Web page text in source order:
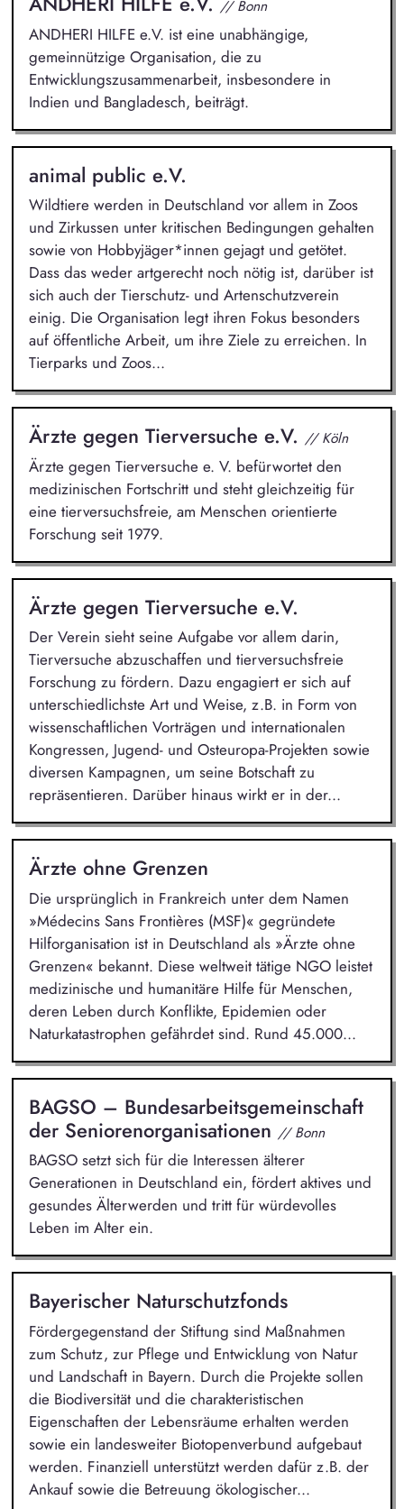
// Bonn
ANDHERI HILFE e.V. ist eine unabhängige,
gemeinnützige Organisation, die zu
Entwicklungszusammenarbeit, insbesondere in
Indien und Bangladesch, beiträgt.
animal public e.V.
Wildtiere werden in Deutschland vor allem in Zoos
und Zirkussen unter kritischen Bedingungen gehalten
sowie von Hobbyjäger*innen gejagt und getötet.
Dass das weder artgerecht noch nötig ist, darüber ist
sich auch der Tierschutz- und Artenschutzverein
einig. Die Organisation legt ihren Fokus besonders
auf öffentliche Arbeit, um ihre Ziele zu erreichen. In
Tierparks und Zoos...
Ärzte gegen Tierversuche e.V. // Köln
Ärzte gegen Tierversuche e. V. befürwortet den
medizinischen Fortschritt und steht gleichzeitig für
eine tierversuchsfreie, am Menschen orientierte
Forschung seit 1979.
Ärzte gegen Tierversuche e.V.
Der Verein sieht seine Aufgabe vor allem darin,
Tierversuche abzuschaffen und tierversuchsfreie
Forschung zu fördern. Dazu engagiert er sich auf
unterschiedlichste Art und Weise, z.B. in Form von
wissenschaftlichen Vorträgen und internationalen
Kongressen, Jugend- und Osteuropa-Projekten sowie
diversen Kampagnen, um seine Botschaft zu
repräsentieren. Darüber hinaus wirkt er in der...
Ärzte ohne Grenzen
Die ursprünglich in Frankreich unter dem Namen
»Médecins Sans Frontières (MSF)« gegründete
Hilforganisation ist in Deutschland als »Ärzte ohne
Grenzen« bekannt. Diese weltweit tätige NGO leistet
medizinische und humanitäre Hilfe für Menschen,
deren Leben durch Konflikte, Epidemien oder
Naturkatastrophen gefährdet sind. Rund 45.000...
BAGSO – Bundesarbeitsgemeinschaft
der Seniorenorganisationen // Bonn
BAGSO setzt sich für die Interessen älterer
Generationen in Deutschland ein, fördert aktives und
gesundes Älterwerden und tritt für würdevolles
Leben im Alter ein.
Bayerischer Naturschutzfonds
Fördergegenstand der Stiftung sind Maßnahmen
zum Schutz, zur Pflege und Entwicklung von Natur
und Landschaft in Bayern. Durch die Projekte sollen
die Biodiversität und die charakteristischen
Eigenschaften der Lebensräume erhalten werden
sowie ein landesweiter Biotopenverbund aufgebaut
werden. Finanziell unterstützt werden dafür z.B. der
Ankauf sowie die Betreuung ökologischer...